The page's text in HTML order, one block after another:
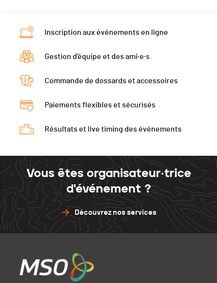
Inscription aux événements en ligne
Gestion d'équipe et des ami·e·s
Commande de dossards et accessoires
Paiements flexibles et sécurisés
Résultats et live timing des événements
Vous êtes organisateur·trice
d'événement ?
Découvrez nos services